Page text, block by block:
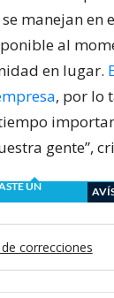
manejan en
al
en lugar.
, por lo
gente”,
UN
correcciones